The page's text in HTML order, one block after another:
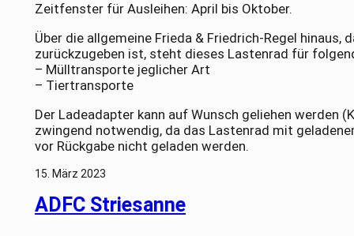
Zeitfenster für Ausleihen: April bis Oktober.
Über die allgemeine Frieda & Friedrich-Regel hinaus,
zurückzugeben ist, steht dieses Lastenrad für
– Mülltransporte jeglicher Art
– Tiertransporte
Der Ladeadapter kann auf Wunsch geliehen werden
zwingend notwendig, da das Lastenrad mit
vor Rückgabe nicht geladen werden.
15. März 2023
ADFC Striesanne